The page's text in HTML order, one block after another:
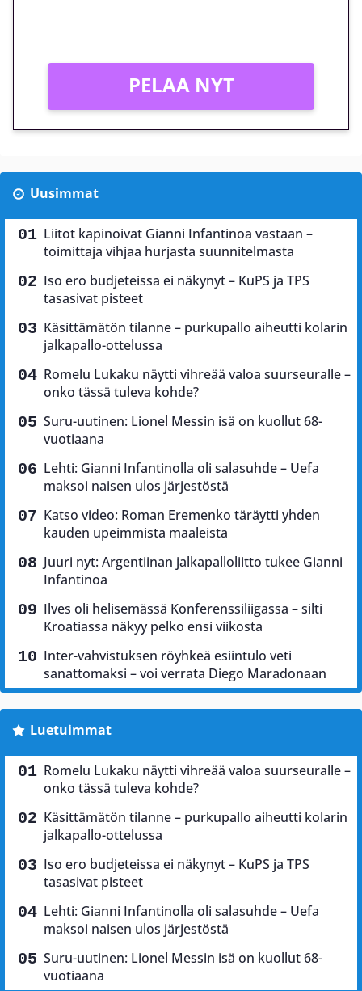
PELAA NYT
Uusimmat
Liitot kapinoivat Gianni Infantinoa vastaan –
toimittaja vihjaa hurjasta suunnitelmasta
Iso ero budjeteissa ei näkynyt – KuPS ja TPS
tasasivat pisteet
Käsittämätön tilanne – purkupallo aiheutti kolarin
jalkapallo-ottelussa
Romelu Lukaku näytti vihreää valoa suurseuralle –
onko tässä tuleva kohde?
Suru-uutinen: Lionel Messin isä on kuollut 68-
vuotiaana
Lehti: Gianni Infantinolla oli salasuhde – Uefa
maksoi naisen ulos järjestöstä
Katso video: Roman Eremenko täräytti yhden
kauden upeimmista maaleista
Juuri nyt: Argentiinan jalkapalloliitto tukee Gianni
Infantinoa
Ilves oli helisemässä Konferenssiliigassa – silti
Kroatiassa näkyy pelko ensi viikosta
Inter-vahvistuksen röyhkeä esiintulo veti
sanattomaksi – voi verrata Diego Maradonaan
Luetuimmat
Romelu Lukaku näytti vihreää valoa suurseuralle –
onko tässä tuleva kohde?
Käsittämätön tilanne – purkupallo aiheutti kolarin
jalkapallo-ottelussa
Iso ero budjeteissa ei näkynyt – KuPS ja TPS
tasasivat pisteet
Lehti: Gianni Infantinolla oli salasuhde – Uefa
maksoi naisen ulos järjestöstä
Suru-uutinen: Lionel Messin isä on kuollut 68-
vuotiaana